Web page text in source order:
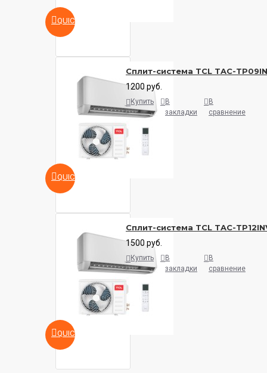
QUICKVIEW
QUICKVIEW
Сплит-система TCL TAC-
1200 руб.
Купить
В
закладки
В
сравнение
QUICKVIEW
Сплит-система TCL TAC-
1500 руб.
Купить
В
закладки
В
сравнение